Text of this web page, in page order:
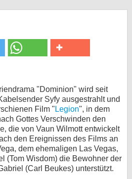
"Dominion" wird seit
Syfy ausgestrahlt und
Film " Legion", in dem
Gottes Verschwinden den
die von Vaun Wilmott entwickelt
den Ereignissen des Films an
dem ehemaligen Las Vegas,
(Tom Wisdom) die Bewohner der
(Carl Beukes) unterstützt.
Veranstaltungen
KULTUR
SERVICE
Gewinnspiele
Forum
bei X
bei Facebook